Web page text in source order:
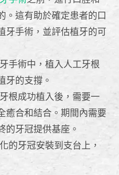
。這有助於確定患者的口
牙手術，並評估植牙的可
手術中，植入人工牙根
牙的支撐。
根成功植入後，需要一
癒合和結合。期間內需要
的牙冠提供基座。
的牙冠安裝到支台上，